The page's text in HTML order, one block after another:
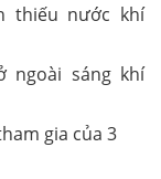
thiếu nước khí
ngoài sáng khí
gia của 3